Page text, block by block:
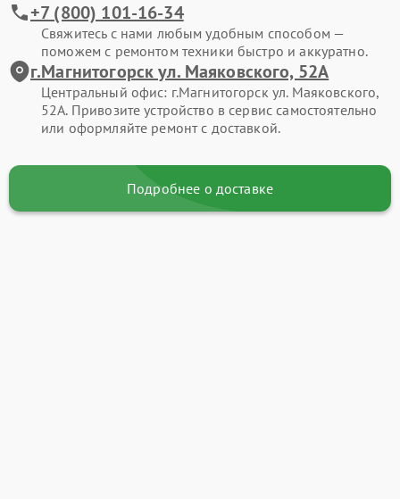
+7 (800) 101-16-34
Свяжитесь с нами любым удобным способом —
поможем с ремонтом техники быстро и аккуратно.
г.Магнитогорск ул. Маяковского, 52А
Центральный офис: г.Магнитогорск ул. Маяковского,
52А. Привозите устройство в сервис самостоятельно
или оформляйте ремонт с доставкой.
Подробнее о доставке